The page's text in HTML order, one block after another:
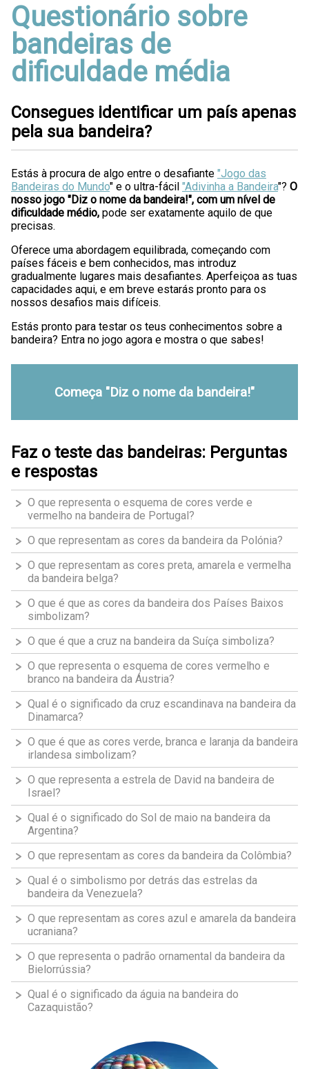
Questionário sobre
bandeiras de
dificuldade média
Consegues identificar um país apenas
pela sua bandeira?
Estás à procura de algo entre o desafiante "Jogo das
Bandeiras do Mundo" e o ultra-fácil "Adivinha a Bandeira"? O
nosso jogo "Diz o nome da bandeira!", com um nível de
dificuldade médio, pode ser exatamente aquilo de que
precisas.
Oferece uma abordagem equilibrada, começando com
países fáceis e bem conhecidos, mas introduz
gradualmente lugares mais desafiantes. Aperfeiçoa as tuas
capacidades aqui, e em breve estarás pronto para os
nossos desafios mais difíceis.
Estás pronto para testar os teus conhecimentos sobre a
bandeira? Entra no jogo agora e mostra o que sabes!
Começa "Diz o nome da bandeira!"
Faz o teste das bandeiras: Perguntas
e respostas
O que representa o esquema de cores verde e
vermelho na bandeira de Portugal?
O que representam as cores da bandeira da Polónia?
O que representam as cores preta, amarela e vermelha
da bandeira belga?
O que é que as cores da bandeira dos Países Baixos
simbolizam?
O que é que a cruz na bandeira da Suíça simboliza?
O que representa o esquema de cores vermelho e
branco na bandeira da Áustria?
Qual é o significado da cruz escandinava na bandeira da
Dinamarca?
O que é que as cores verde, branca e laranja da bandeira
irlandesa simbolizam?
O que representa a estrela de David na bandeira de
Israel?
Qual é o significado do Sol de maio na bandeira da
Argentina?
O que representam as cores da bandeira da Colômbia?
Qual é o simbolismo por detrás das estrelas da
bandeira da Venezuela?
O que representam as cores azul e amarela da bandeira
ucraniana?
O que representa o padrão ornamental da bandeira da
Bielorrússia?
Qual é o significado da águia na bandeira do
Cazaquistão?